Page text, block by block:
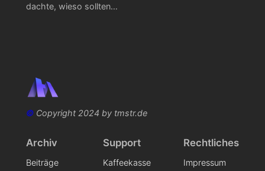
dachte, wieso sollten…
©Copyright 2024 by tmstr.de
Archiv
Beiträge
Support
Kaffeekasse
Rechtliches
Impressum